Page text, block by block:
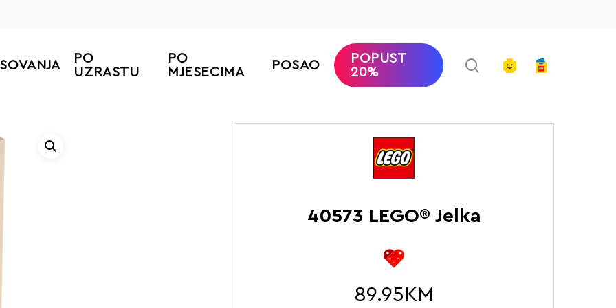
PO
UZRASTU
PO
MJESECIMA
POSAO
POPUST
20%
searchaccount
40573 LEGO® Jelka
89.95 KM